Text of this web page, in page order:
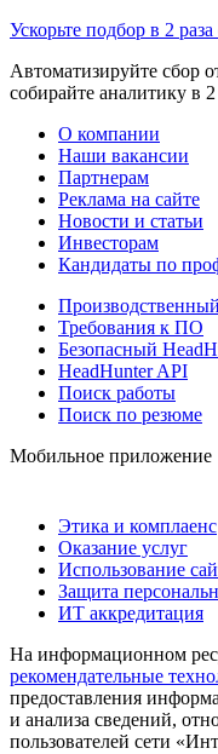
Ускорьте подбор в 2
Автоматизируйте сбор
собирайте аналитику в
О компании
Наши вакансии
Партнерам
Реклама на сайте
Новости и статьи
Инвесторам
Кандидаты по
Требования к ПО
Безопасный
HeadHunter API
Поиск работы
Поиск по резюме
Мобильное приложение
Этика и комплаенс
Оказание услуг
Использование
Защита
ИТ аккредитация
На информационном
рекомендательные
предоставления
и анализа сведений,
пользователей сети